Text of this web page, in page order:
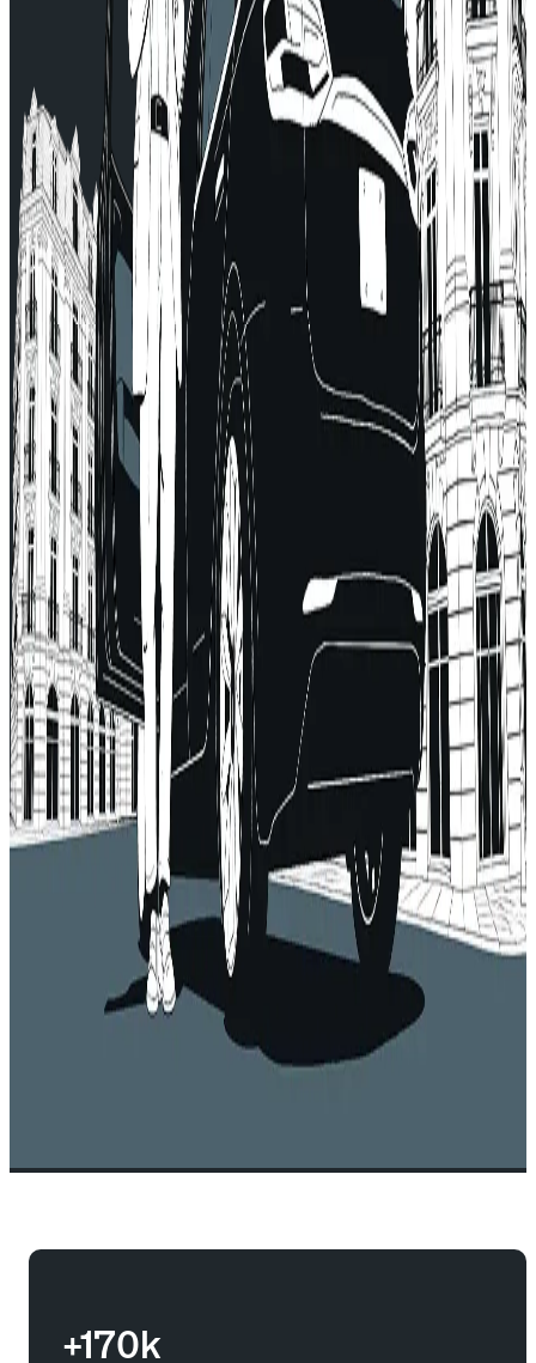
+170k